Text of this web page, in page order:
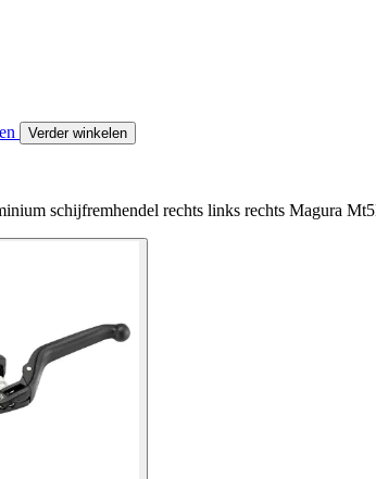
Verder winkelen
schijfremhendel rechts links rechts Magura